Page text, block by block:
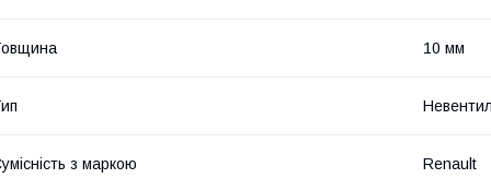
10 мм
з маркою Renault